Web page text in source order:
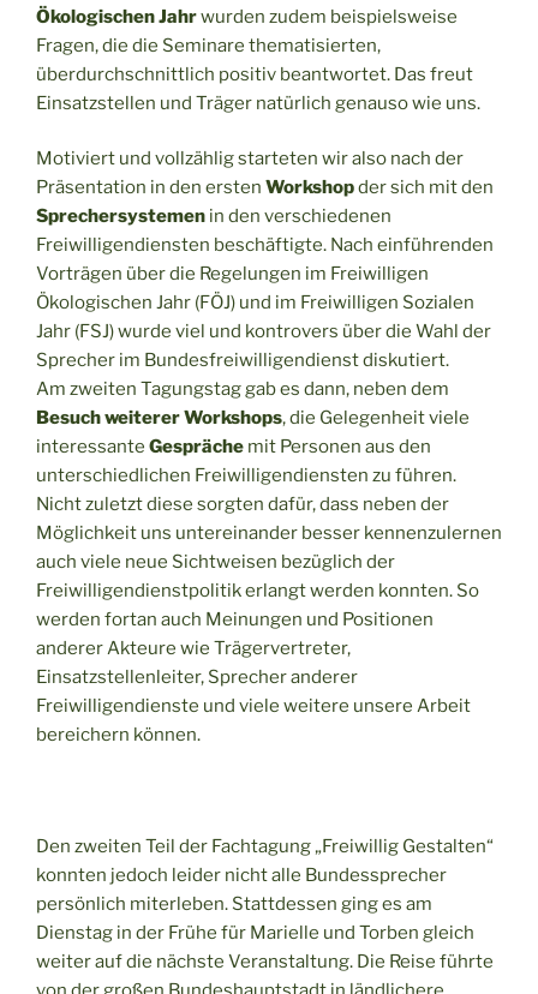
Ökologischen Jahrwurden zudem beispielsweise
Fragen, die die Seminare thematisierten,
überdurchschnittlich positiv beantwortet. Das freut
Einsatzstellen und Träger natürlich genauso wie uns.
Motiviert und vollzählig starteten wir also nach der
Präsentation in den ersten Workshopder sich mit den
Sprechersystemen in den verschiedenen
Freiwilligendiensten beschäftigte. Nach einführenden
Vorträgen über die Regelungen im Freiwilligen
Ökologischen Jahr (FÖJ) und im Freiwilligen Sozialen
Jahr (FSJ) wurde viel und kontrovers über die Wahl der
Sprecher im Bundesfreiwilligendienst diskutiert.
Am zweiten Tagungstag gab es dann, neben dem
Besuch weiterer Workshops, die Gelegenheit viele
interessante Gespräche mit Personen aus den
unterschiedlichen Freiwilligendiensten zu führen.
Nicht zuletzt diese sorgten dafür, dass neben der
Möglichkeit uns untereinander besser kennenzulernen
auch viele neue Sichtweisen bezüglich der
Freiwilligendienstpolitik erlangt werden konnten. So
werden fortan auch Meinungen und Positionen
anderer Akteure wie Trägervertreter,
Einsatzstellenleiter, Sprecher anderer
Freiwilligendienste und viele weitere unsere Arbeit
bereichern können.
Den zweiten Teil der Fachtagung „Freiwillig Gestalten“
konnten jedoch leider nicht alle Bundessprecher
persönlich miterleben. Stattdessen ging es am
Dienstag in der Frühe für Marielle und Torben gleich
weiter auf die nächste Veranstaltung. Die Reise führte